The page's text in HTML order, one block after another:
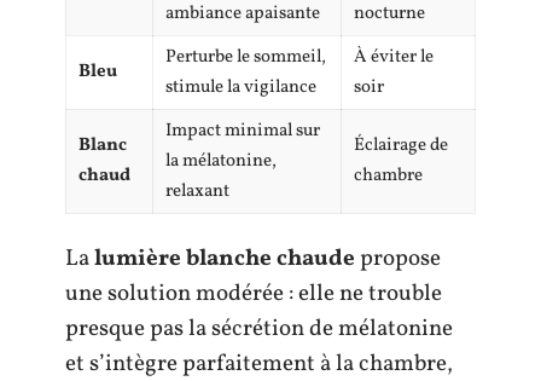
ambiance apaisante
nocturne
Bleu
Perturbe le sommeil,
stimule la vigilance
À éviter le
soir
Blanc
chaud
Impact minimal sur
la mélatonine,
relaxant
Éclairage de
chambre
Lalumière blanche chaudepropose
une solution modérée : elle ne trouble
presque pas la sécrétion de mélatonine
et s’intègre parfaitement à la chambre,